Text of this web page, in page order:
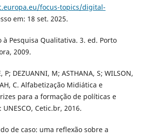
focus-topics/digital-
em: 18 set. 2025.
à Pesquisa Qualitativa. 3. ed. Porto
2009.
P; DEZUANNI, M; ASTHANA, S; WILSON,
C. Alfabetização Midiática e
para a formação de políticas e
Cetic.br, 2016.
de caso: uma reflexão sobre a